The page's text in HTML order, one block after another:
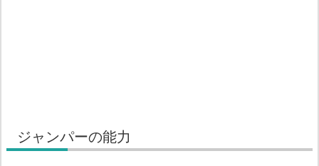
ジャンパーの能力